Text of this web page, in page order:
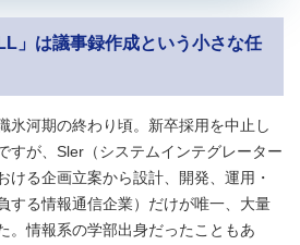
」は議事録作成という小さな任
氷河期の終わり頃。新卒採用を中止し
すが、Sler（システムインテグレーター
ける企画立案から設計、開発、運用・
する情報通信企業）だけが唯一、大量
。情報系の学部出身だったこともあ